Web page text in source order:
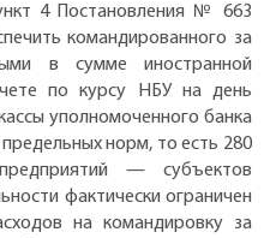
4 Постановления № 663
командированного за
в сумме иностранной
по курсу НБУ на день
уполномоченного банка
норм, то есть 280
— субъектов
фактически ограничен
на командировку за